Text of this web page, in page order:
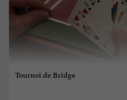
Tournoi de Bridge